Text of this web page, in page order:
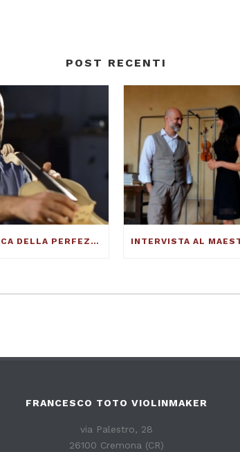
POST RECENTI
ALLA RICERCA DELLA PERFEZIONE DEL SUONO – FRANCESCO TOTO VIOLINMAKER – ARTICOLO SU THE DUCKER MAGAZINE
FRANCESCO TOTO VIOLINMAKER
via Palestro, 28
26100 Cremona (CR)